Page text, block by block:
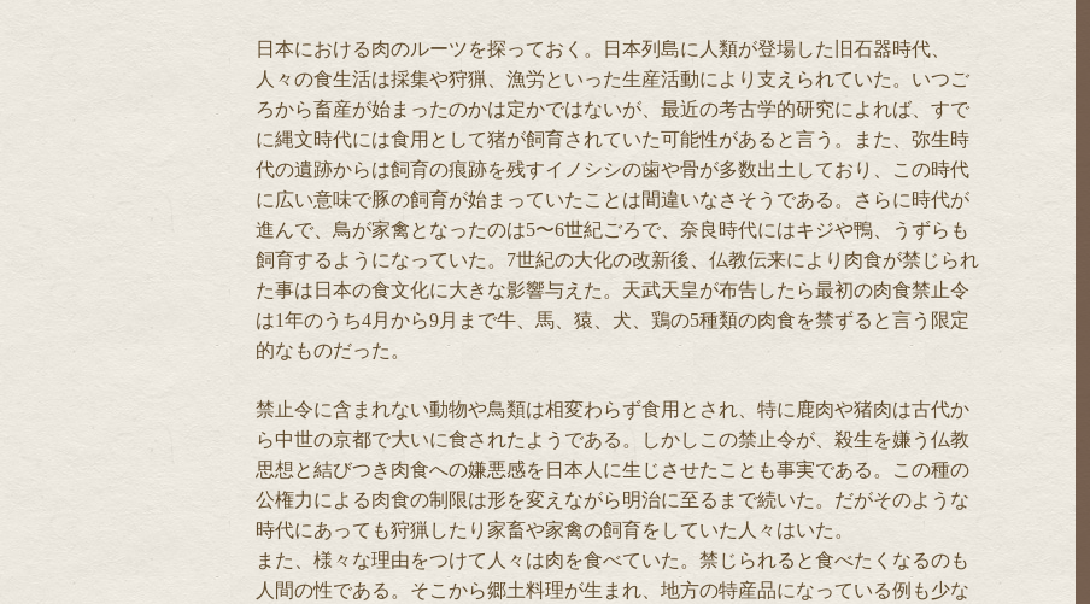
日本における肉のルーツを探っておく。日本列島に人類が登場した旧石器時代、
人々の食生活は採集や狩猟、漁労といった生産活動により支えられていた。いつご
ろから畜産が始まったのかは定かではないが、最近の考古学的研究によれば、すで
に縄文時代には食用として猪が飼育されていた可能性があると言う。また、弥生時
代の遺跡からは飼育の痕跡を残すイノシシの歯や骨が多数出土しており、この時代
に広い意味で豚の飼育が始まっていたことは間違いなさそうである。さらに時代が
進んで、鳥が家禽となったのは5〜6世紀ごろで、奈良時代にはキジや鴨、うずらも
飼育するようになっていた。7世紀の大化の改新後、仏教伝来により肉食が禁じられ
た事は日本の食文化に大きな影響与えた。天武天皇が布告したら最初の肉食禁止令
は1年のうち4月から9月まで牛、馬、猿、犬、鶏の5種類の肉食を禁ずると言う限定
的なものだった。
禁止令に含まれない動物や鳥類は相変わらず食用とされ、特に鹿肉や猪肉は古代か
ら中世の京都で大いに食されたようである。しかしこの禁止令が、殺生を嫌う仏教
思想と結びつき肉食への嫌悪感を日本人に生じさせたことも事実である。この種の
公権力による肉食の制限は形を変えながら明治に至るまで続いた。だがそのような
時代にあっても狩猟したり家畜や家禽の飼育をしていた人々はいた。
また、様々な理由をつけて人々は肉を食べていた。禁じられると食べたくなるのも
人間の性である。そこから郷土料理が生まれ、地方の特産品になっている例も少な